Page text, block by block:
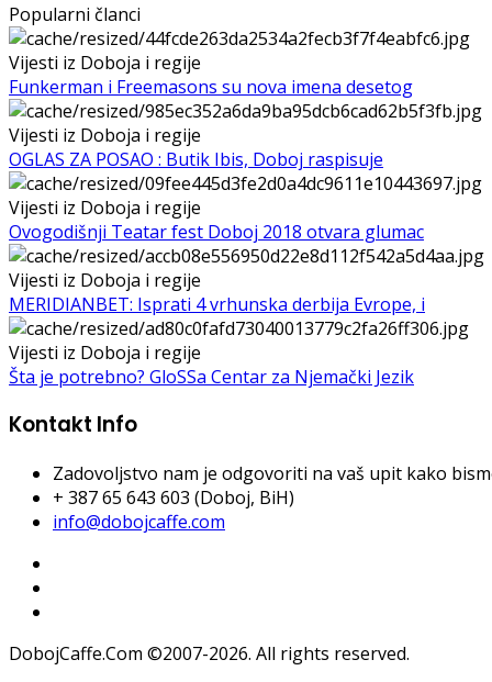
Popularni članci
Vijesti iz Doboja i regije
Funkerman i Freemasons su nova imena desetog
Vijesti iz Doboja i regije
OGLAS ZA POSAO : Butik Ibis, Doboj raspisuje
Vijesti iz Doboja i regije
Ovogodišnji Teatar fest Doboj 2018 otvara glumac
Vijesti iz Doboja i regije
MERIDIANBET: Isprati 4 vrhunska derbija Evrope, i
Vijesti iz Doboja i regije
Šta je potrebno? GloSSa Centar za Njemački Jezik
Kontakt Info
Zadovoljstvo nam je odgovoriti na vaš upit kako
+ 387 65 643 603 (Doboj, BiH)
info@dobojcaffe.com
DobojCaffe.Com ©2007-2026. All rights reserved.